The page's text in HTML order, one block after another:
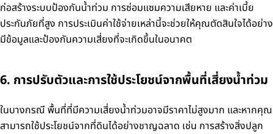
ก่อสร้างระบบป้องกันน้ำท่วม การซ่อมแซมความเสียหาย และค่าเบี้ย
ประกันภัยที่สูง การประเมินค่าใช้จ่ายเหล่านี้จะช่วยให้คุณตัดสินใจได้อย่าง
มีข้อมูลและป้องกันความเสี่ยงที่จะเกิดขึ้นในอนาคต
6. การปรับตัวและการใช้ประโยชน์จากพื้นที่เสี่ยงน้ำท่วม
ในบางกรณี พื้นที่ที่มีความเสี่ยงน้ำท่วมอาจมีราคาไม่สูงมาก และหากคุณ
สามารถใช้ประโยชน์จากที่ดินได้อย่างชาญฉลาด เช่น การสร้างสิ่งปลูก